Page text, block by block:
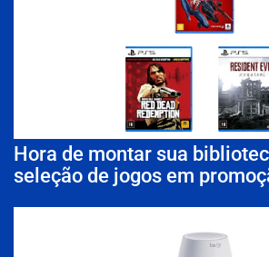
Hora de montar sua
seleção de jogos em